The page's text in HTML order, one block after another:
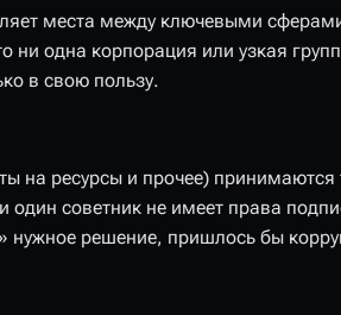
места между ключевыми
ни одна корпорация или узкая
в свою пользу.
на ресурсы и прочее)
советник не имеет права
нужное решение, пришлось бы